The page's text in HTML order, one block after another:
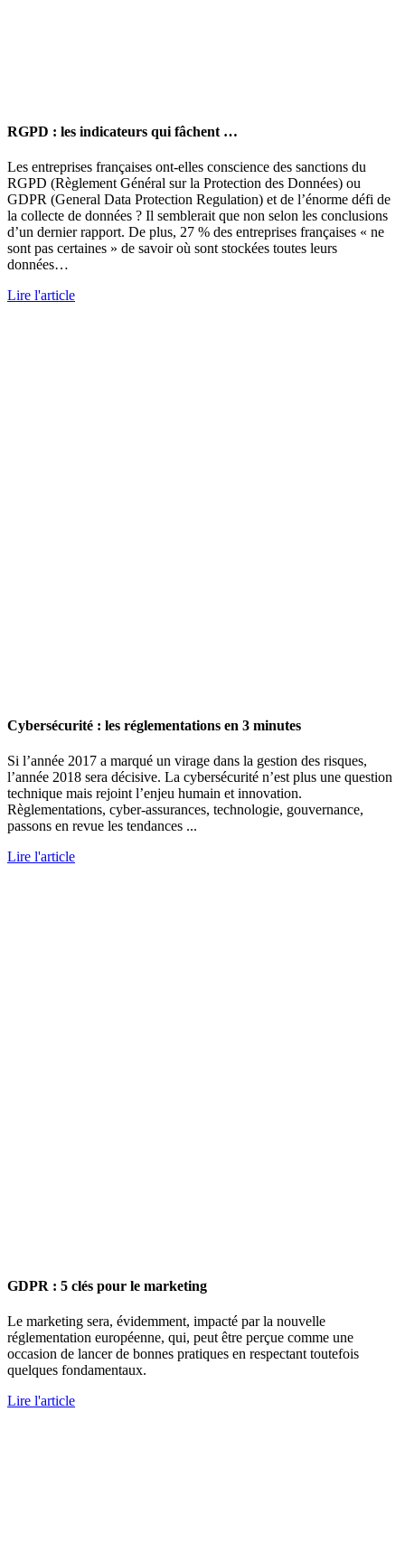
RGPD : les indicateurs qui fâchent …
Les entreprises françaises ont-elles conscience des sanctions du
RGPD (Règlement Général sur la Protection des Données) ou
GDPR (General Data Protection Regulation) et de l’énorme défi de
la collecte de données ? Il semblerait que non selon les conclusions
d’un dernier rapport. De plus, 27 % des entreprises françaises « ne
sont pas certaines » de savoir où sont stockées toutes leurs
données…
Lire l'article
Cybersécurité : les réglementations en 3 minutes
Si l’année 2017 a marqué un virage dans la gestion des risques,
l’année 2018 sera décisive. La cybersécurité n’est plus une question
technique mais rejoint l’enjeu humain et innovation.
Règlementations, cyber-assurances, technologie, gouvernance,
passons en revue les tendances ...
Lire l'article
GDPR : 5 clés pour le marketing
Le marketing sera, évidemment, impacté par la nouvelle
réglementation européenne, qui, peut être perçue comme une
occasion de lancer de bonnes pratiques en respectant toutefois
quelques fondamentaux.
Lire l'article